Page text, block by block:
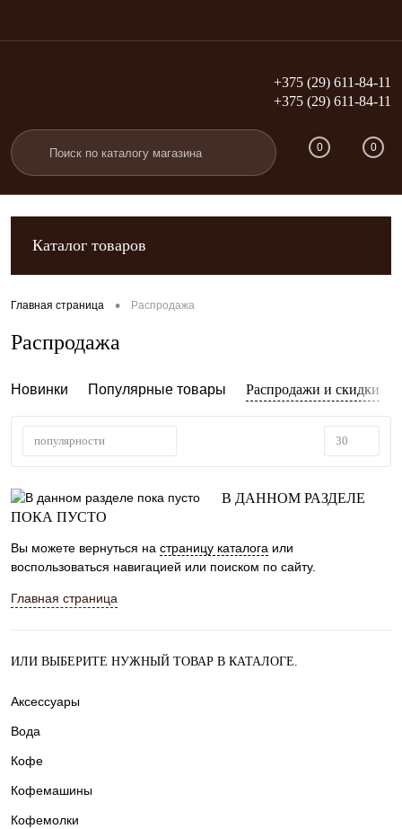
Вход Регистрация
+375 (29) 611-84-11
+375 (29) 611-84-11
0 0
Каталог товаров
Главная страница • Распродажа
Распродажа
Новинки Популярные товары Распродажи и скидки
популярности 30
В ДАННОМ РАЗДЕЛЕ
ПОКА ПУСТО
Вы можете вернуться на страницу каталога или
воспользоваться навигацией или поиском по сайту.
Главная страница
ИЛИ ВЫБЕРИТЕ НУЖНЫЙ ТОВАР В КАТАЛОГЕ.
Аксессуары
Вода
Кофе
Кофемашины
Кофемолки